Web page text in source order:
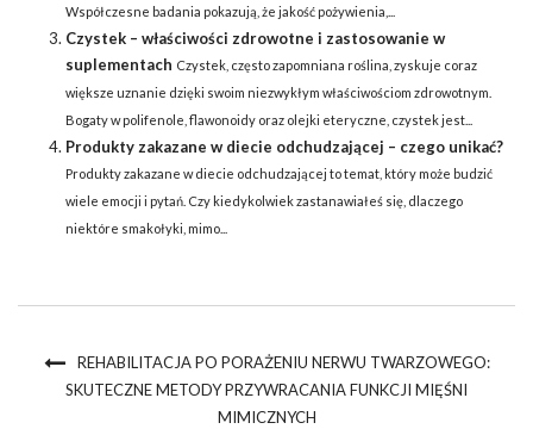
Współczesne badania pokazują, że jakość pożywienia,...
Czystek – właściwości zdrowotne i zastosowanie w
suplementach Czystek, często zapomniana roślina, zyskuje coraz
większe uznanie dzięki swoim niezwykłym właściwościom zdrowotnym.
Bogaty w polifenole, flawonoidy oraz olejki eteryczne, czystek jest...
Produkty zakazane w diecie odchudzającej – czego unikać?
Produkty zakazane w diecie odchudzającej to temat, który może budzić
wiele emocji i pytań. Czy kiedykolwiek zastanawiałeś się, dlaczego
niektóre smakołyki, mimo...
REHABILITACJA PO PORAŻENIU NERWU TWARZOWEGO:
SKUTECZNE METODY PRZYWRACANIA FUNKCJI MIĘŚNI
MIMICZNYCH